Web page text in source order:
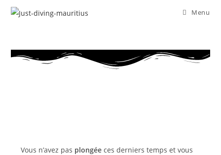
Menu
Vous n’avez pas plongée ces derniers temps et vous